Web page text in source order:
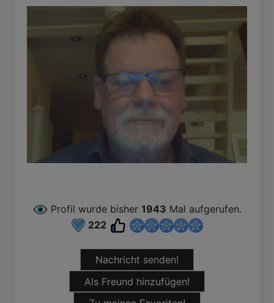
Profil wurde bisher 1943 Mal aufgerufen.
222
Nachricht senden!
Als Freund hinzufügen!